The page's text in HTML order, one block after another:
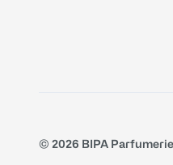
© 2026 BIPA